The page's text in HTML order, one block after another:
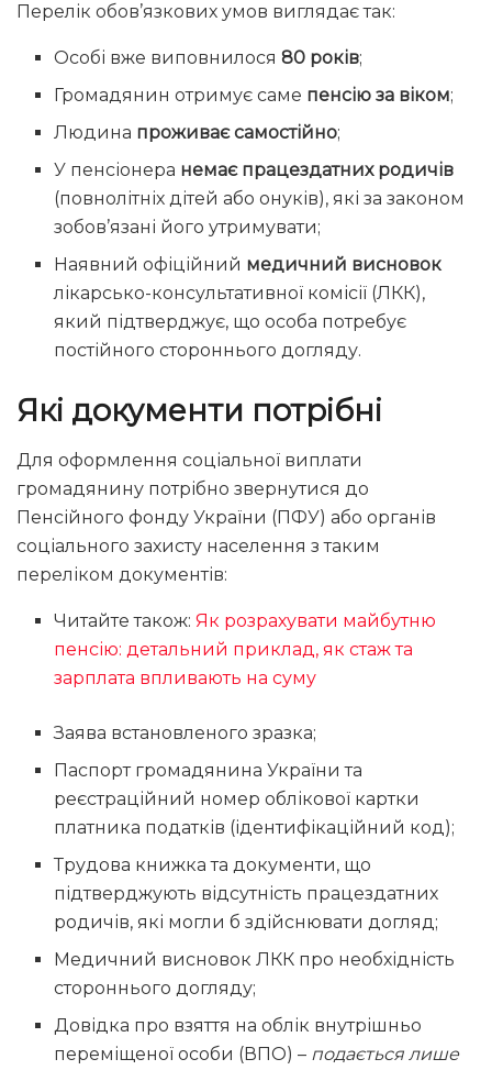
Перелік обов’язкових умов виглядає так:
Особі вже виповнилося80 років;
Громадянин отримує саме пенсію за віком;
Людина проживає самостійно;
У пенсіонера немає працездатних родичів
(повнолітніх дітей або онуків), які за законом
зобов’язані його утримувати;
Наявний офіційний медичний висновок
лікарсько-консультативної комісії (ЛКК),
який підтверджує, що особа потребує
постійного стороннього догляду.
Які документи потрібні
Для оформлення соціальної виплати
громадянину потрібно звернутися до
Пенсійного фонду України (ПФУ) або органів
соціального захисту населення з таким
переліком документів:
Читайте також:Як розрахувати майбутню
пенсію: детальний приклад, як стаж та
зарплата впливають на суму
Заява встановленого зразка;
Паспорт громадянина України та
реєстраційний номер облікової картки
платника податків (ідентифікаційний код);
Трудова книжка та документи, що
підтверджують відсутність працездатних
родичів, які могли б здійснювати догляд;
Медичний висновок ЛКК про необхідність
стороннього догляду;
Довідка про взяття на облік внутрішньо
переміщеної особи (ВПО) – подається лише